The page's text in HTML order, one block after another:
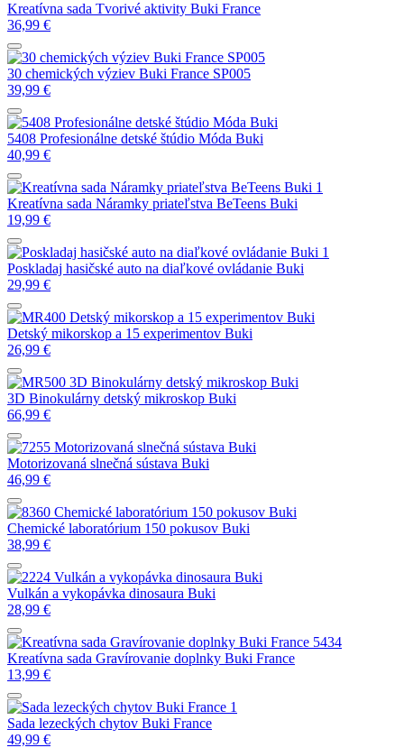
Kreatívna sada Tvorivé aktivity Buki France
36,99 €
30 chemických výziev Buki France SP005
39,99 €
5408 Profesionálne detské štúdio Móda Buki
40,99 €
Kreatívna sada Náramky priateľstva BeTeens Buki
19,99 €
Poskladaj hasičské auto na diaľkové ovládanie Buki
29,99 €
Detský mikorskop a 15 experimentov Buki
26,99 €
3D Binokulárny detský mikroskop Buki
66,99 €
Motorizovaná slnečná sústava Buki
46,99 €
Chemické laboratórium 150 pokusov Buki
38,99 €
Vulkán a vykopávka dinosaura Buki
28,99 €
Kreatívna sada Gravírovanie doplnky Buki France
13,99 €
Sada lezeckých chytov Buki France
49,99 €